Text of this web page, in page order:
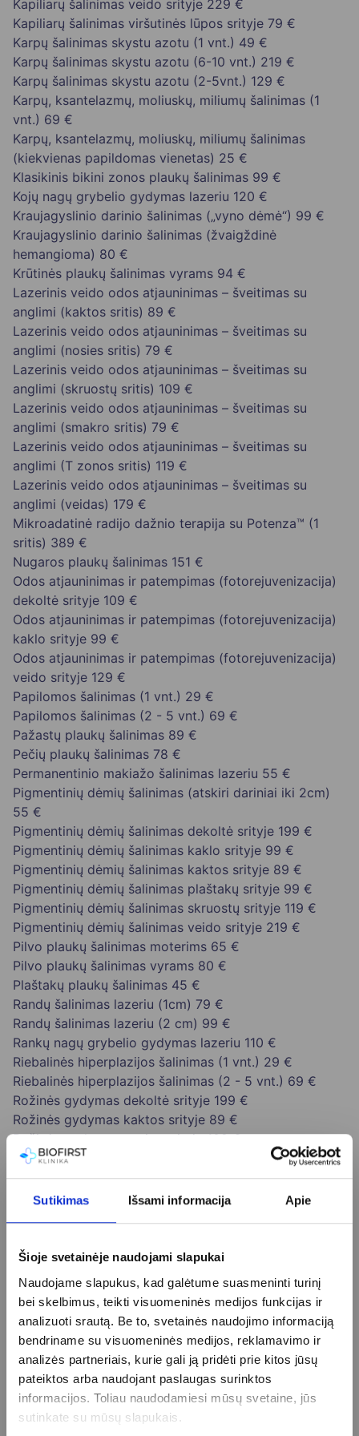
Sutikimas Išsami informacija Apie
Šioje svetainėje naudojami slapukai
Naudojame slapukus, kad galėtume suasmeninti turinį
bei skelbimus, teikti visuomeninės medijos funkcijas ir
analizuoti srautą. Be to, svetainės naudojimo informaciją
bendriname su visuomeninės medijos, reklamavimo ir
analizės partneriais, kurie gali ją pridėti prie kitos jūsų
pateiktos arba naudojant paslaugas surinktos
informacijos. Toliau naudodamiesi mūsų svetaine, jūs
sutinkate su mūsų slapukais.
Kapiliarų šalinimas veido srityje 229 €
Kapiliarų šalinimas viršutinės lūpos srityje 79 €
Karpų šalinimas skystu azotu (1 vnt.) 49 €
Karpų šalinimas skystu azotu (6-10 vnt.) 219 €
Karpų šalinimas skystu azotu (2-5vnt.) 129 €
Karpų, ksantelazmų, moliuskų, miliumų šalinimas (1
vnt.) 69 €
Karpų, ksantelazmų, moliuskų, miliumų šalinimas
(kiekvienas papildomas vienetas) 25 €
Klasikinis bikini zonos plaukų šalinimas 99 €
Kojų nagų grybelio gydymas lazeriu 120 €
Kraujagyslinio darinio šalinimas („vyno dėmė“) 99 €
Kraujagyslinio darinio šalinimas (žvaigždinė
hemangioma) 80 €
Krūtinės plaukų šalinimas vyrams 94 €
Lazerinis veido odos atjauninimas – šveitimas su
anglimi (kaktos sritis) 89 €
Lazerinis veido odos atjauninimas – šveitimas su
anglimi (nosies sritis) 79 €
Lazerinis veido odos atjauninimas – šveitimas su
anglimi (skruostų sritis) 109 €
Lazerinis veido odos atjauninimas – šveitimas su
anglimi (smakro sritis) 79 €
Lazerinis veido odos atjauninimas – šveitimas su
anglimi (T zonos sritis) 119 €
Lazerinis veido odos atjauninimas – šveitimas su
anglimi (veidas) 179 €
Mikroadatinė radijo dažnio terapija su Potenza™ (1
sritis) 389 €
Nugaros plaukų šalinimas 151 €
Odos atjauninimas ir patempimas (fotorejuvenizacija)
dekoltė srityje 109 €
Odos atjauninimas ir patempimas (fotorejuvenizacija)
kaklo srityje 99 €
Odos atjauninimas ir patempimas (fotorejuvenizacija)
veido srityje 129 €
Papilomos šalinimas (1 vnt.) 29 €
Papilomos šalinimas (2 - 5 vnt.) 69 €
Pažastų plaukų šalinimas 89 €
Pečių plaukų šalinimas 78 €
Permanentinio makiažo šalinimas lazeriu 55 €
Pigmentinių dėmių šalinimas (atskiri dariniai iki 2cm)
55 €
Pigmentinių dėmių šalinimas dekoltė srityje 199 €
Pigmentinių dėmių šalinimas kaklo srityje 99 €
Pigmentinių dėmių šalinimas kaktos srityje 89 €
Pigmentinių dėmių šalinimas plaštakų srityje 99 €
Pigmentinių dėmių šalinimas skruostų srityje 119 €
Pigmentinių dėmių šalinimas veido srityje 219 €
Pilvo plaukų šalinimas moterims 65 €
Pilvo plaukų šalinimas vyrams 80 €
Plaštakų plaukų šalinimas 45 €
Randų šalinimas lazeriu (1cm) 79 €
Randų šalinimas lazeriu (2 cm) 99 €
Rankų nagų grybelio gydymas lazeriu 110 €
Riebalinės hiperplazijos šalinimas (1 vnt.) 29 €
Riebalinės hiperplazijos šalinimas (2 - 5 vnt.) 69 €
Rožinės gydymas dekoltė srityje 199 €
Rožinės gydymas kaktos srityje 89 €
Rožinės gydymas nosies srityje 109 €
Rožinės gydymas smakro srityje
Rožinės gydymas veido srityje 199 €
Sėdmenų plaukų šalinimas 60 €
Smakro plaukų šalinimas 59 €
Sprando plaukų šalinimas
49 €
Strijų šalinimas lazeriu (130 cm)
140 €
Strijų šalinimas lazeriu (2 cm)
Sudėtingo apgamo, keratozės ištyrimas dermatoskopu
ir šalinimas veidoje zonoje
99 €
Sudėtingo apgamo, keratozės šalinimas ne veido
99 €
Švelnus frakcinis odos atjauninimas lazeriu aplink akis